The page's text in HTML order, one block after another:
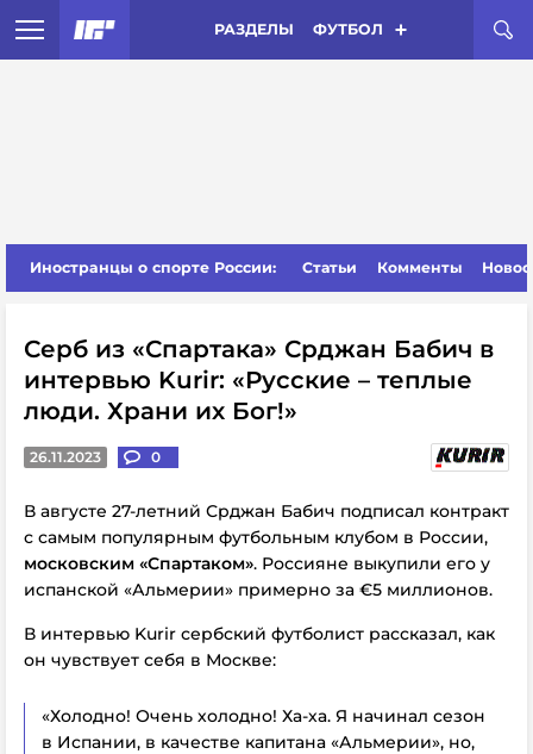
РАЗДЕЛЫ ФУТБОЛ
Иностранцы о спорте России: Статьи Комменты
Серб из «Спартака» Срджан Бабич в
интервью Kurir: «Русские – теплые
люди. Храни их Бог!»
26.11.2023 0
В августе 27-летний Срджан Бабич подписал контракт
с самым популярным футбольным клубом в России,
московским «Спартаком». Россияне выкупили его у
испанской «Альмерии» примерно за €5 миллионов.
В интервью Kurir сербский футболист рассказал, как
он чувствует себя в Москве:
«Холодно! Очень холодно! Ха-ха. Я начинал сезон
в Испании, в качестве капитана «Альмерии», но,